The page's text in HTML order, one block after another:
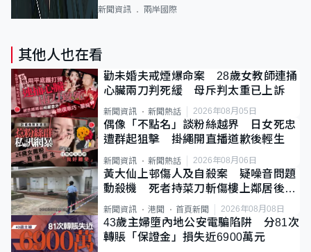
新聞資訊 兩岸國際
其他人也在看
勸未婚夫戒煙爆命案 28歲女教師連捅
心臟兩刀判死緩 母斥判太重已上訴
新聞資訊 新聞熱話 2026年08月05日
偶像「不點名」談粉絲越界 日女死忠
遭群起狙擊 掛繩開直播道歉後輕生
新聞資訊 新聞熱話 2026年08月06日
黃大仙上邨傷人及自殺案 疑噪音問題
動殺機 死者持菜刀斬傷樓上鄰居後墮
斃
新聞資訊 港聞 首頁新聞 2026年08月08日
43歲主婦墮內地公安電騙陷阱 分81次
轉賬「保證金」損失近6900萬元